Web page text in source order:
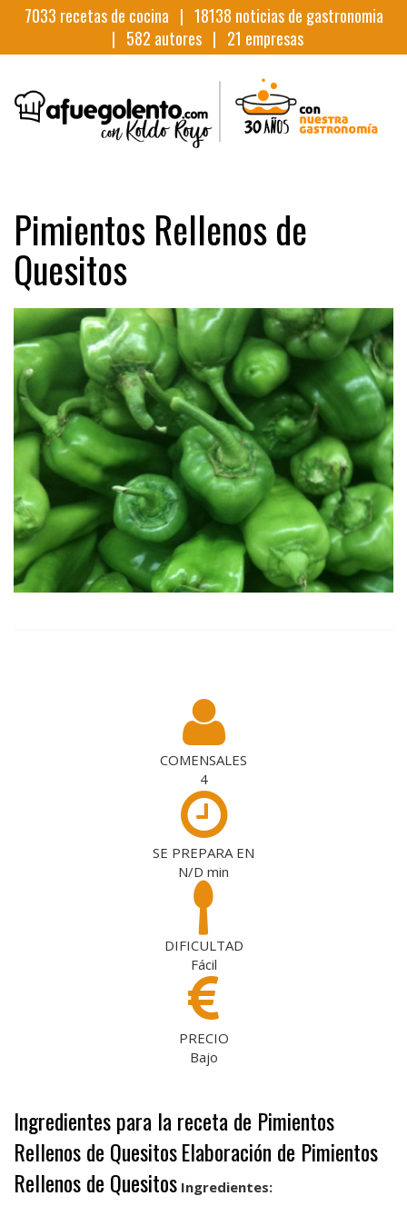
7033 recetas de cocina | 18138 noticias de gastronomia
| 582 autores | 21 empresas
Pimientos Rellenos de
Quesitos
COMENSALES
4
SE PREPARA EN
N/D min
DIFICULTAD
Fácil
PRECIO
Bajo
Ingredientes para la receta de Pimientos
Rellenos de QuesitosElaboración de Pimientos
Rellenos de Quesitos Ingredientes: